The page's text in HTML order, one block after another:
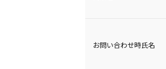
お問い合わせ時氏名